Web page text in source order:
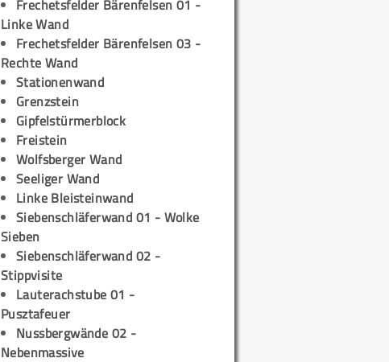
Frechetsfelder Bärenfelsen 01 -
Linke Wand
Frechetsfelder Bärenfelsen 03 -
Rechte Wand
Stationenwand
Grenzstein
Gipfelstürmerblock
Freistein
Wolfsberger Wand
Seeliger Wand
Linke Bleisteinwand
Siebenschläferwand 01 - Wolke
Sieben
Siebenschläferwand 02 -
Stippvisite
Lauterachstube 01 -
Pusztafeuer
Nussbergwände 02 -
Nebenmassive